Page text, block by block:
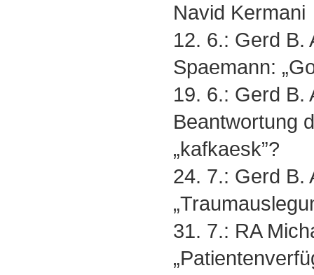
Navid Kermani
12. 6.: Gerd B.
Spaemann:
19. 6.: Gerd B.
Beantwortung
„kafkaesk”?
24. 7.: Gerd B.
31. 7.: RA